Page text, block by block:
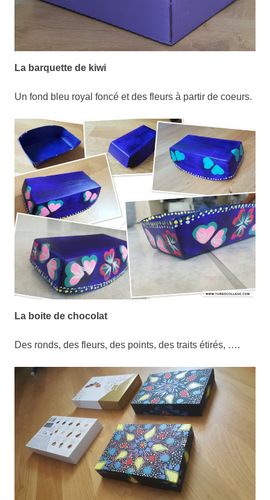
La barquette de kiwi
Un fond bleu royal foncé et des fleurs à partir de coeurs.
La boite de chocolat
Des ronds, des fleurs, des points, des traits étirés, ….